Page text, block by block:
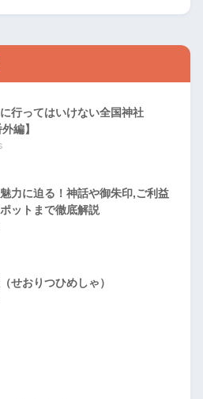
行ってはいけない全国神社
編】
力に迫る！神話や御朱印,ご利益
ットまで徹底解説
せおりつひめしゃ）